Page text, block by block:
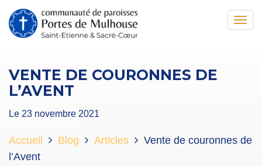
VENTE DE COURONNES DE
L’AVENT
Le 23 novembre 2021
Accueil Blog Articles
Vente de couronnes de
l’Avent